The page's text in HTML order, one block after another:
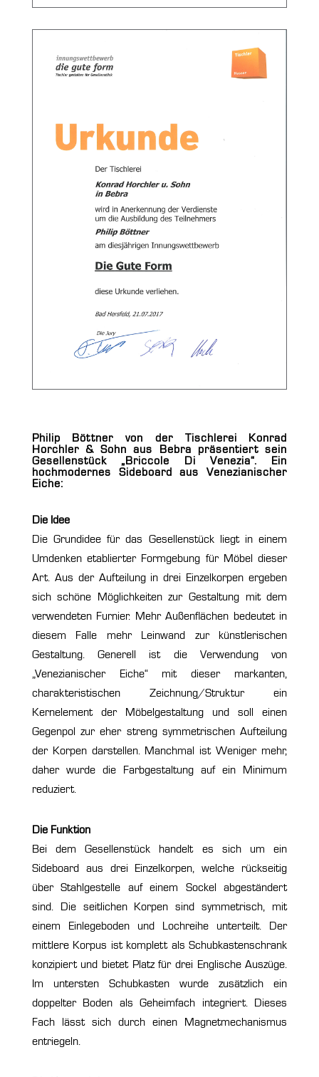
Philip Böttner von der Tischlerei Konrad
Horchler & Sohn aus Bebra präsentiert sein
Gesellenstück „Briccole Di Venezia“. Ein
hochmodernes Sideboard aus Venezianischer
Eiche:
Die Idee
Die Grundidee für das Gesellenstück liegt in einem
Umdenken etablierter Formgebung für Möbel dieser
Art. Aus der Aufteilung in drei Einzelkorpen ergeben
sich schöne Möglichkeiten zur Gestaltung mit dem
verwendeten Furnier. Mehr Außenflächen bedeutet in
diesem Falle mehr Leinwand zur künstlerischen
Gestaltung. Generell ist die Verwendung von
„Venezianischer Eiche“ mit dieser markanten,
charakteristischen Zeichnung/Struktur ein
Kernelement der Möbelgestaltung und soll einen
Gegenpol zur eher streng symmetrischen Aufteilung
der Korpen darstellen. Manchmal ist Weniger mehr,
daher wurde die Farbgestaltung auf ein Minimum
reduziert.
Die Funktion
Bei dem Gesellenstück handelt es sich um ein
Sideboard aus drei Einzelkorpen, welche rückseitig
über Stahlgestelle auf einem Sockel abgeständert
sind. Die seitlichen Korpen sind symmetrisch, mit
einem Einlegeboden und Lochreihe unterteilt. Der
mittlere Korpus ist komplett als Schubkastenschrank
konzipiert und bietet Platz für drei Englische Auszüge.
Im untersten Schubkasten wurde zusätzlich ein
doppelter Boden als Geheimfach integriert. Dieses
Fach lässt sich durch einen Magnetmechanismus
entriegeln.